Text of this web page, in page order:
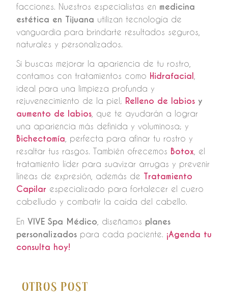
Otros Post
facciones. Nuestros especialistas en medicina
estética en Tijuana utilizan tecnología de
vanguardia para brindarte resultados seguros,
naturales y personalizados.
Si buscas mejorar la apariencia de tu rostro,
contamos con tratamientos como Hidrafacial
ideal para una limpieza profunda y
rejuvenecimiento de la piel; Relleno de labios y
aumento de labios , que te ayudarán a lograr
una apariencia más definida y voluminosa; y
Bichectomía , perfecta para afinar tu rostro y
resaltar tus rasgos. También ofrecemos Botox , el
tratamiento líder para suavizar arrugas y prevenir
líneas de expresión, además de Tratamiento
Capilar especializado para fortalecer el cuero
cabelludo y combatir la caída del cabello.
En VIVE Spa Médico , diseñamos planes
personalizados para cada paciente. ¡Agenda tu
consulta hoy!